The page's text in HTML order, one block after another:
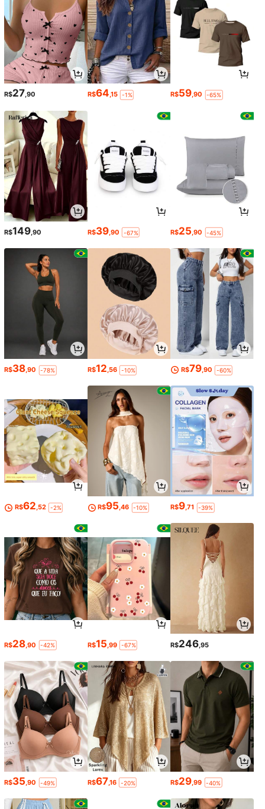
R$27,90 R$64,15 -1% R$59,90 -65%
R$149 ,90 R$39,90 -67% R$25 ,90 -45%
R$38,90 -78% R$12,56 -10% R$79,90 -60%
R$62,52 -2% R$95,46 -10% R$9,71 -39%
R$28 ,90 -42% R$15 ,99 -67% R$246 ,95
R$35 ,90 -49% R$67,16 -20% R$29 ,99 -40%